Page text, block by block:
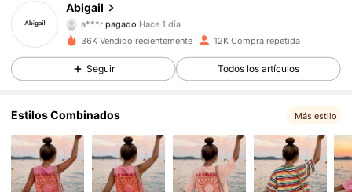
Abigail
4,85
8.2K Seguidores
a***rpagado Hace 1 día
4,85 8.2K Seguidores
4,85 8.2K Seguidores
4,85 8.2K Seguidores
36K Vendido recientemente 12K Compra repetida
Seguir Todos los artículos
Estilos Combinados Más estilo